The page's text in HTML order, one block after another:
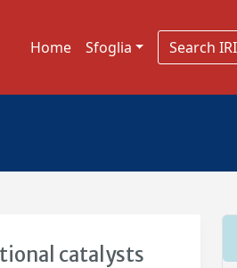
Home Sfoglia
catalysts